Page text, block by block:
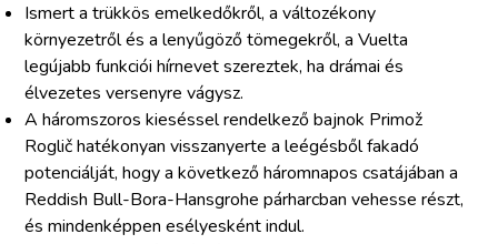
Ismert a trükkös emelkedőkről, a változékony
környezetről és a lenyűgöző tömegekről, a Vuelta
legújabb funkciói hírnevet szereztek, ha drámai és
élvezetes versenyre vágysz.
A háromszoros kieséssel rendelkező bajnok Primož
Roglič hatékonyan visszanyerte a leégésből fakadó
potenciálját, hogy a következő háromnapos csatájában a
Reddish Bull-Bora-Hansgrohe párharcban vehesse részt,
és mindenképpen esélyesként indul.